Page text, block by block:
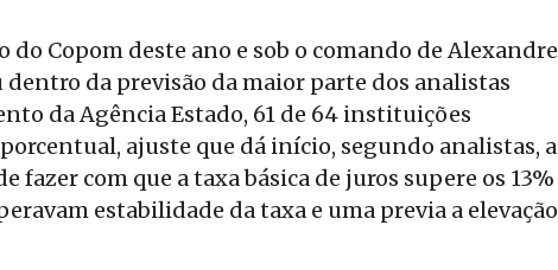
Copom deste ano e sob o comando de Alexandre
da previsão da maior parte dos analistas
da Agência Estado, 61 de 64 instituições
ajuste que dá início, segundo analistas, a
com que a taxa básica de juros supere os 13%
estabilidade da taxa e uma previa a elevação